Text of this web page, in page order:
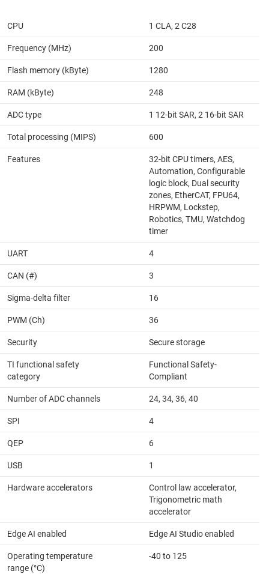
CPU 1 CLA, 2 C28
Frequency (MHz) 200
Flash memory (kByte) 1280
RAM (kByte) 248
ADC type 1 12-bit SAR, 2 16-bit SAR
Total processing (MIPS) 600
Features
32-bit CPU timers, AES,
Automation, Configurable
logic block, Dual security
zones, EtherCAT, FPU64,
HRPWM, Lockstep,
Robotics, TMU, Watchdog
timer
UART 4
CAN (#) 3
Sigma-delta filter 16
PWM (Ch) 36
Security Secure storage
TI functional safety
category
Functional Safety-
Compliant
Number of ADC channels 24, 34, 36, 40
SPI 4
QEP 6
USB 1
Hardware accelerators
Control law accelerator,
Trigonometric math
accelerator
Edge AI enabled Edge AI Studio enabled
Operating temperature
range (°C)
-40 to 125